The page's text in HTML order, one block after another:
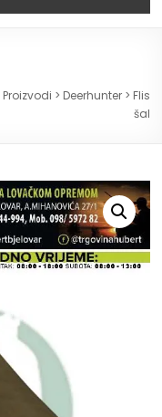
Proizvodi > Deerhunter> Flis
šal